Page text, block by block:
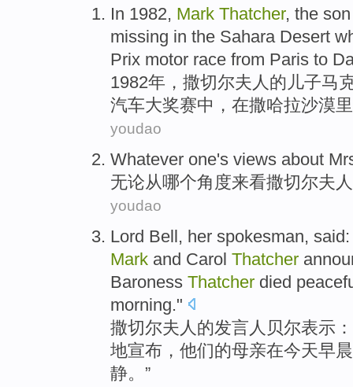
In 1982, Mark Thatcher, the son
missing in the SaharaDesert
Prix motor race from Paris to
1982年， 撒切尔夫人的 儿子马
汽车大奖赛中 ，在撒哈拉沙漠里
youdao
Whatever one's views about
无论从哪个角度来看撒切尔夫
youdao
Lord Bell, her spokesman, said
Mark and Carol Thatcher
Baroness Thatcher died
morning."
撒切尔夫人的发言人 贝尔表示
地宣布 ， 他们的母亲在今天早
静。”